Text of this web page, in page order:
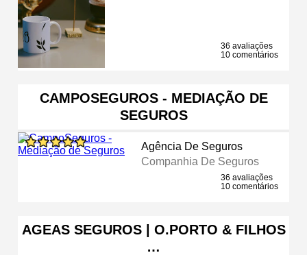
36 avaliações
10 comentários
CAMPOSEGUROS - MEDIAÇÃO DE
SEGUROS
Agência De Seguros
Companhia De Seguros
36 avaliações
10 comentários
AGEAS SEGUROS | O.PORTO & FILHOS
…